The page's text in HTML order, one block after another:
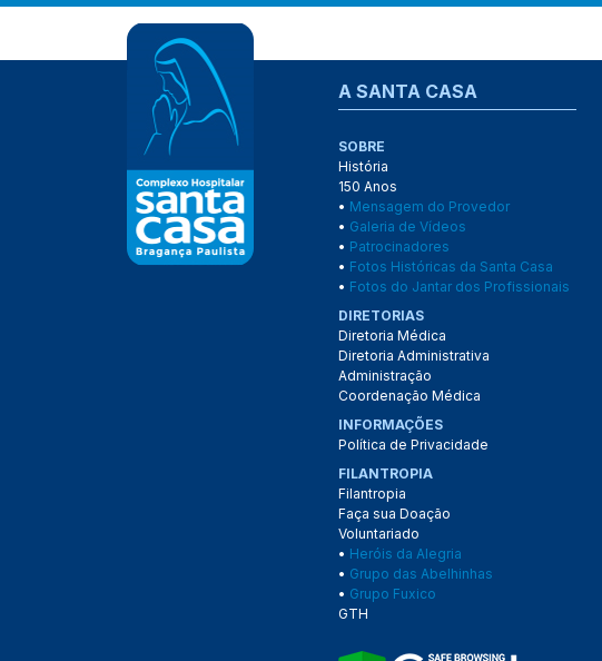
A SANTA CASA
SOBRE
História
150 Anos
• Mensagem do Provedor
• Galeria de Vídeos
• Patrocinadores
• Fotos Históricas da Santa Casa
• Fotos do Jantar dos Profissionais
DIRETORIAS
Diretoria Médica
Diretoria Administrativa
Administração
Coordenação Médica
INFORMAÇÕES
Política de Privacidade
FILANTROPIA
Filantropia
Faça sua Doação
Voluntariado
• Heróis da Alegria
• Grupo das Abelhinhas
• Grupo Fuxico
GTH